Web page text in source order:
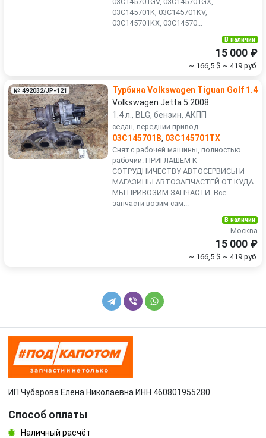
03C145701K, 03C145701KV,
03C145701KX, 03C14570...
В наличии
15 000 ₽
~ 166,5 $ ~ 419 руб.
№ 492032/JP-121
Турбина Volkswagen Tiguan Golf 1.4
Volkswagen Jetta 5 2008
1.4 л., BLG, бензин, АКПП
седан, передний привод
03C145701B, 03C145701TX
Снят с рабочей машины, полностью
рабочий. ПРИГЛАШЕМ К
СОТРУДНИЧЕСТВУ АВТОСЕРВИСЫ И
МАГАЗИНЫ АВТОЗАПЧАСТЕЙ ОТ КУДА
МЫ ПРИВОЗИМ ЗАПЧАСТИ. Все
запчасти возим сам...
В наличии
Москва
15 000 ₽
~ 166,5 $ ~ 419 руб.
ИП Чубарова Елена Николаевна ИНН 460801955280
Способ оплаты
Наличный расчёт